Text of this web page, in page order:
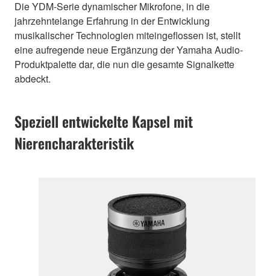
Die YDM-Serie dynamischer Mikrofone, in die
jahrzehntelange Erfahrung in der Entwicklung
musikalischer Technologien miteingeflossen ist, stellt
eine aufregende neue Ergänzung der Yamaha Audio-
Produktpalette dar, die nun die gesamte Signalkette
abdeckt.
Speziell entwickelte Kapsel mit
Nierencharakteristik